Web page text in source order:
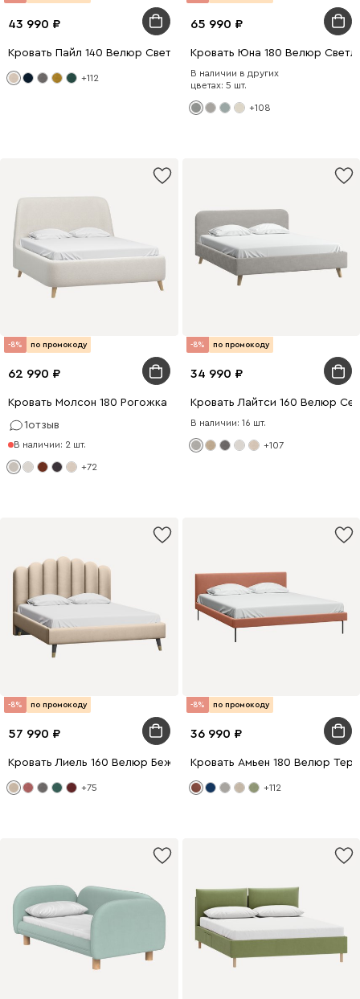
43 990
Кровать Пайл 140 Велюр Светло-бежевый
+112
65 990
Кровать Юна 180 Велюр
В наличии в других
цветах: 5 шт.
+108
-8% по промокоду
62 990
Кровать Молсон 180 Рогожка Светло-бежевый
1отзыв
В наличии: 2 шт.
+72
-8% по промокоду
34 990
Кровать Лайтси 160 Велюр
В наличии: 16 шт.
+107
-8% по промокоду
57 990
Кровать Лиель 160 Велюр Бежевый
+75
-8% по промокоду
36 990
Кровать Амьен 180 Велюр
+112